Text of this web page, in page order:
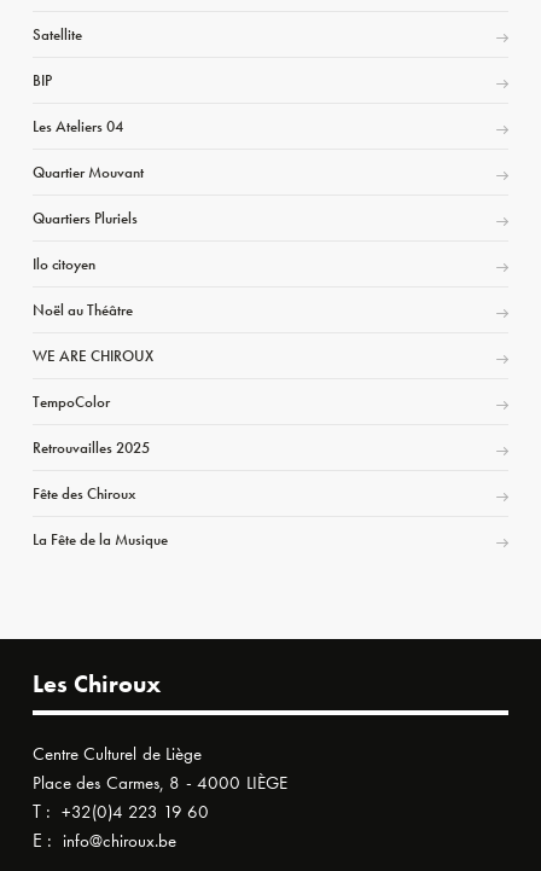
Satellite
BIP
Les Ateliers 04
Quartier Mouvant
Quartiers Pluriels
Ilo citoyen
Noël au Théâtre
WE ARE CHIROUX
TempoColor
Retrouvailles 2025
Fête des Chiroux
La Fête de la Musique
Les Chiroux
Centre Culturel de Liège
Place des Carmes, 8 - 4000 LIÈGE
T : +32(0)4 223 19 60
E : info@chiroux.be